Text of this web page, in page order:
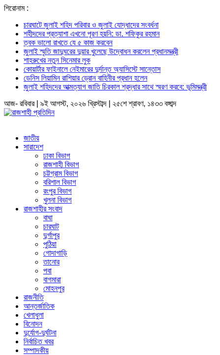
শিরোনাম :
চারঘাটে জুলাই শহিদ পরিবার ও জুলাই যোদ্ধাদের সংবর্ধনা
শহীদদের প্রত্যাশা এখনো পূরণ হয়নি: ডা. শফিকুর রহমান
ত্বক ভালো রাখতে যে ৫ কাজ করবেন
জুলাই স্মৃতি জাদুঘরের দুয়ার খুলেছে উদ্বোধন করলেন প্রধানমন্ত্রী
শাহরুখের নতুন সিনেমার লুক
কোয়ার্টার ফাইনালে নেইমারের দুর্দান্ত অ্যাসিস্টে সান্তোস
ডেনিস লিয়ামিন রাশিয়ার ড্রোন বাহিনীর প্রধান হলেন
জুলাই শহিদদের আত্মত্যাগ জাতি চিরকাল শ্রদ্ধার সাথে স্মরণ করবে: ভূমিমন্ত্রী
আজ- রবিবার | ৯ই আগস্ট, ২০২৬ খ্রিস্টাব্দ | ২৫শে শ্রাবণ, ১৪৩৩ বঙ্গাব্দ
জাতীয়
সারাদেশ
ঢাকা বিভাগ
রাজশাহী বিভাগ
চট্টগ্রাম বিভাগ
বরিশাল বিভাগ
রংপুর বিভাগ
খুলনা বিভাগ
রাজশাহীর সংবাদ
বাঘা
চারঘাট
দুর্গাপুর
পুঠিয়া
গোদাগাড়ি
তানোর
পবা
বাগমারা
মোহনপুর
রাজনীতি
আন্তর্জাতিক
খেলাধুলা
বিনোদন
দুর্যোগ-দুর্ঘটনা
নির্বাচিত খবর
সম্পাদকীয়